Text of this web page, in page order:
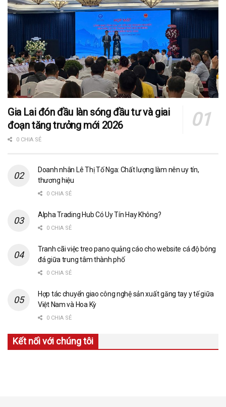
Gia Lai đón đầu làn sóng đầu tư và giai
đoạn tăng trưởng mới 2026
0 CHIA SẺ
Doanh nhân Lê Thị Tố Nga: Chất lượng làm nên uy tín,
thương hiệu
0 CHIA SẺ
Alpha Trading Hub Có Uy Tín Hay Không?
0 CHIA SẺ
Tranh cãi việc treo pano quảng cáo cho website cá độ bóng
đá giữa trung tâm thành phố
0 CHIA SẺ
Hợp tác chuyển giao công nghệ sản xuất găng tay y tế giữa
Việt Nam và Hoa Kỳ
0 CHIA SẺ
Kết nối với chúng tôi